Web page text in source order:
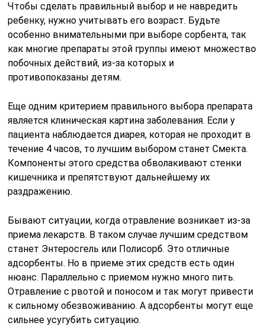
Чтобы сделать правильный выбор и не навредить
ребенку, нужно учитывать его возраст. Будьте
особенно внимательными при выборе сорбента, так
как многие препараты этой группы имеют множество
побочных действий, из-за которых и
противопоказаны детям.
Еще одним критерием правильного выбора препарата
является клиническая картина заболевания. Если у
пациента наблюдается диарея, которая не проходит в
течение 4 часов, то лучшим выбором станет Смекта.
Компоненты этого средства обволакивают стенки
кишечника и препятствуют дальнейшему их
раздражению.
Бывают ситуации, когда отравление возникает из-за
приема лекарств. В таком случае лучшим средством
станет Энтеросгель или Полисорб. Это отличные
адсорбенты. Но в приеме этих средств есть один
нюанс. Параллельно с приемом нужно много пить.
Отравление с рвотой и поносом и так могут привести
к сильному обезвоживанию. А адсорбенты могут еще
сильнее усугубить ситуацию.